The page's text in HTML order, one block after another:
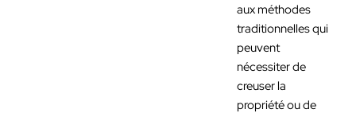
aux méthodes
traditionnelles qui
peuvent
nécessiter de
creuser la
propriété ou de